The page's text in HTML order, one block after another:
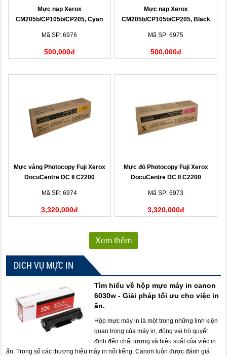
Mực nạp Xerox
CM205b/CP105b/CP205, Cyan
Mã SP: 6976
500,000đ
Mực nạp Xerox
CM205b/CP105b/CP205, Black
Mã SP: 6975
500,000đ
Mực vàng Photocopy Fuji Xerox
DocuCentre DC II C2200
Mã SP: 6974
3,320,000đ
Mực đỏ Photocopy Fuji Xerox
DocuCentre DC II C2200
Mã SP: 6973
3,320,000đ
Xem thêm
DICH VỤ MỰC IN
Tìm hiểu về hộp mực máy in canon
6030w - Giải pháp tối ưu cho việc in
ấn.
Hộp mực máy in là một trong những linh kiện
quan trọng của máy in, đóng vai trò quyết
định đến chất lượng và hiệu suất của việc in
ấn. Trong số các thương hiệu máy in nổi tiếng, Canon luôn được đánh giá